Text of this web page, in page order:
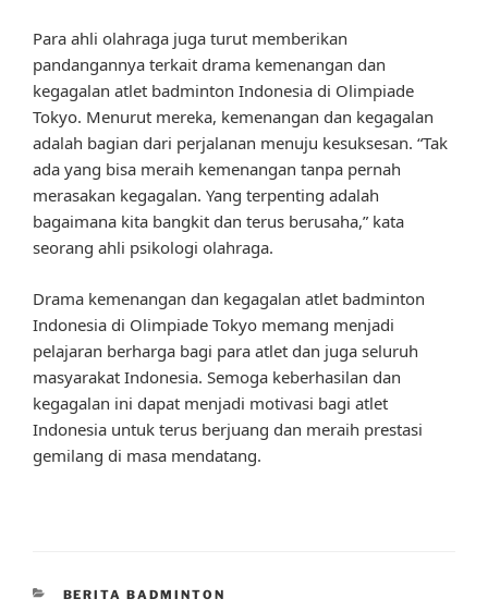
Para ahli olahraga juga turut memberikan
pandangannya terkait drama kemenangan dan
kegagalan atlet badminton Indonesia di Olimpiade
Tokyo. Menurut mereka, kemenangan dan kegagalan
adalah bagian dari perjalanan menuju kesuksesan. “Tak
ada yang bisa meraih kemenangan tanpa pernah
merasakan kegagalan. Yang terpenting adalah
bagaimana kita bangkit dan terus berusaha,” kata
seorang ahli psikologi olahraga.
Drama kemenangan dan kegagalan atlet badminton
Indonesia di Olimpiade Tokyo memang menjadi
pelajaran berharga bagi para atlet dan juga seluruh
masyarakat Indonesia. Semoga keberhasilan dan
kegagalan ini dapat menjadi motivasi bagi atlet
Indonesia untuk terus berjuang dan meraih prestasi
gemilang di masa mendatang.
CATEGORIES
BERITA BADMINTON